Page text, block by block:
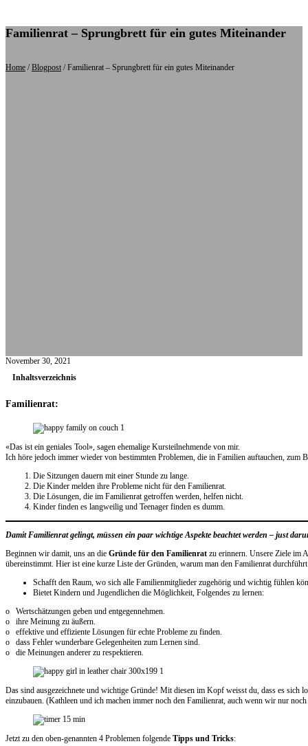
Familienrat – Sprungbrett für ein gutes Miteinander
Home /Blogpost /Familienrat – Sprungbrett für ein gutes Miteinander
November 30, 2021
Inhaltsverzeichnis
Familienrat:
«Das ist ein geniales Tool», sagen ehemalige Kursteilnehmende von mir.
Ich höre jedoch immer wieder von bestimmten Problemen, die in Familien auftauchen, zum
Die Sitzungen dauern mit einer Stunde zu lange.
Die Kinder melden ihre Probleme nicht für den Familienrat.
Die Lösungen, die im Familienrat getroffen werden, helfen nicht.
Kinder finden es langweilig und Teenager finden es dumm.
Damit Familienrat gelingt, müssen ein paar wichtige Aspekte beachtet werden – just
Beginnen wir damit, uns an die Gründe für den Familienrat zu erinnern. Unsere Ziele im
übereinstimmt. Hier ist eine kurze Liste der Gründen, warum man den Familienrat
Schafft den Raum, wo sich alle Familienmitglieder zugehörig und wichtig fühlen
Bietet Kindern und Jugendlichen die Möglichkeit, Folgendes zu lernen:
o Wertschätzungen geben und entgegennehmen.
o ihre Meinung zu äußern.
o effektive und effiziente Lösungen für echte Probleme zu finden.
o dass Fehler wunderbare Gelegenheiten zum Lernen sind.
o die Meinungen anderer zu respektieren.
Das sind ausgezeichnete und wichtige Gründe! Mit diesen im Kopf weisst du, dass es sich
einzubauen. (Kathleen und ich machen immer noch den Familienrat, auch wenn wir nur
Jetzt zu den oben-genannten 4 Problemen folgende Tipps und Tricks: